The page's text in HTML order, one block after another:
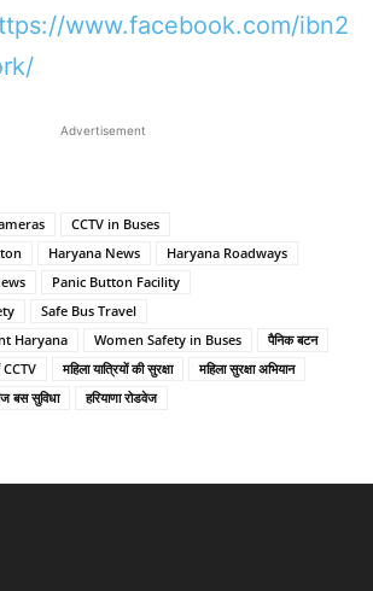
www.facebook.com/ibn2
Advertisement
CCTV in Buses
Haryana News
Haryana Roadways
Panic Button Facility
Safe Bus Travel
Haryana
Women Safety in Buses
पैनिक बटन
CCTV महिला यात्रियों की सुरक्षा
महिला सुरक्षा अभियान
बस सुविधा हरियाणा रोडवेज